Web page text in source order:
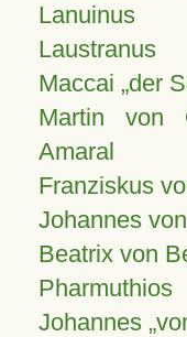
Lanuinus
Laustranus
Maccai „der
Martin von
Amaral
Franziskus
Johannes
Beatrix von
Pharmuthios
Johannes